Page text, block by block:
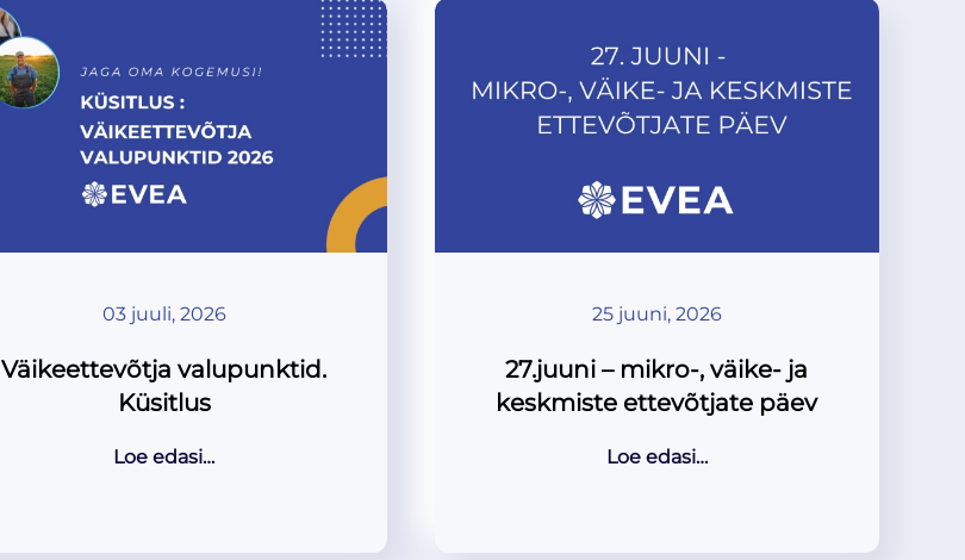
03 juuli, 2026
Väikeettevõtja valupunktid.
Küsitlus
Loe edasi…
25 juuni, 2026
27.juuni – mikro-, väike- ja
keskmiste ettevõtjate päev
Loe edasi…